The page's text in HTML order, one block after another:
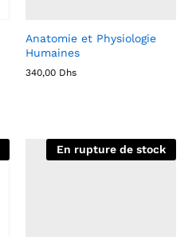
Anatomie et Physiologie
Humaines
340,00 Dhs
En rupture de stock